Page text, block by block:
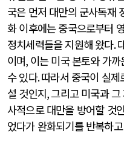
국은 먼저 대만의 군사독재
화 이후에는 중국으로부터
정치세력들을 지원해 왔다.
이며, 이는 미국 본토와 가
수 있다.따라서 중국이 실
설 것인지,그리고 미국과
사적으로 대만을 방어할 것
었다가 완화되기를 반복하